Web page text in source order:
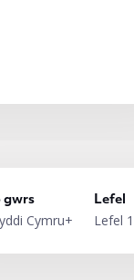
dysgwr ACT
gwrs
Cymru+
Lefel
Lefel 1